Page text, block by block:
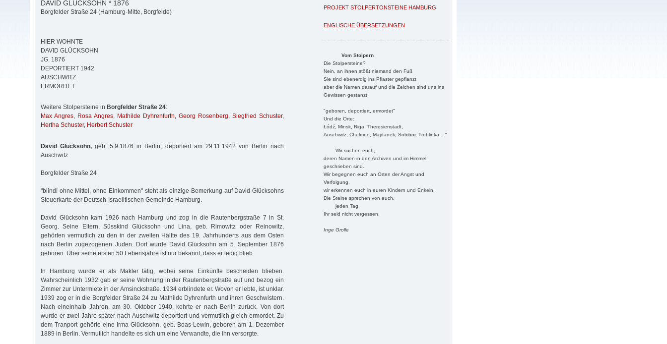
PROJEKT STOLPERTONSTEINE HAMBURG
ENGLISCHE ÜBERSETZUNGEN
Vom Stolpern
Die Stolpersteine?
Nein, an ihnen stößt niemand den Fuß
Sie sind ebenerdig ins Pflaster gepflanzt
aber die Namen darauf und die Zeichen sind uns ins
Gewissen gestanzt:
"geboren, deportiert, ermordet"
Und die Orte:
Łódź, Minsk, Riga, Theresienstadt,
Auschwitz, Chelmno, Majdanek, Sobibor, Treblinka ..."
Wir suchen euch,
deren Namen in den Archiven und im Himmel
geschrieben sind.
Wir begegnen euch an Orten der Angst und
Verfolgung,
wir erkennen euch in euren Kindern und Enkeln.
Die Steine sprechen von euch,
jeden Tag.
Ihr seid nicht vergessen.
Inge Grolle
DAVID GLÜCKSOHN * 1876
Borgfelder Straße 24 (Hamburg-Mitte, Borgfelde)
HIER WOHNTE
DAVID GLÜCKSOHN
JG. 1876
DEPORTIERT 1942
AUSCHWITZ
ERMORDET
Weitere Stolpersteine in Borgfelder Straße 24:
Max Angres, Rosa Angres, Mathilde Dyhrenfurth, Georg Rosenberg, Siegfried Schuster,
Hertha Schuster, Herbert Schuster
David Glücksohn, geb. 5.9.1876 in Berlin, deportiert am 29.11.1942 von Berlin nach
Auschwitz
Borgfelder Straße 24
"blind! ohne Mittel, ohne Einkommen" steht als einzige Bemerkung auf David Glücksohns
Steuerkarte der Deutsch-Israelitischen Gemeinde Hamburg.
David Glücksohn kam 1926 nach Hamburg und zog in die Rautenbergstraße 7 in St.
Georg. Seine Eltern, Süsskind Glücksohn und Lina, geb. Rimowitz oder Reinowitz,
gehörten vermutlich zu den in der zweiten Hälfte des 19. Jahrhunderts aus dem Osten
nach Berlin zugezogenen Juden. Dort wurde David Glücksohn am 5. September 1876
geboren. Über seine ersten 50 Lebensjahre ist nur bekannt, dass er ledig blieb.
In Hamburg wurde er als Makler tätig, wobei seine Einkünfte bescheiden blieben.
Wahrscheinlich 1932 gab er seine Wohnung in der Rautenbergstraße auf und bezog ein
Zimmer zur Untermiete in der Amsinckstraße. 1934 erblindete er. Wovon er lebte, ist unklar.
1939 zog er in die Borgfelder Straße 24 zu Mathilde Dyhrenfurth und ihren Geschwistern.
Nach eineinhalb Jahren, am 30. Oktober 1940, kehrte er nach Berlin zurück. Von dort
wurde er zwei Jahre später nach Auschwitz deportiert und vermutlich gleich ermordet. Zu
dem Tran­port gehörte eine Irma Glücksohn, geb. Boas-Lewin, geboren am 1. Dezember
1889 in Berlin. Vermutlich handelte es sich um eine Verwandte, die ihn versorgte.